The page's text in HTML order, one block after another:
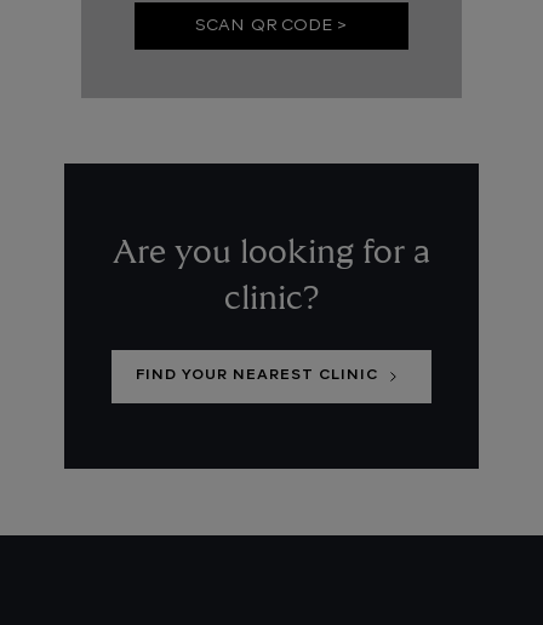
SCAN QR CODE >
Are you looking for a
clinic?
FIND YOUR NEAREST CLINIC